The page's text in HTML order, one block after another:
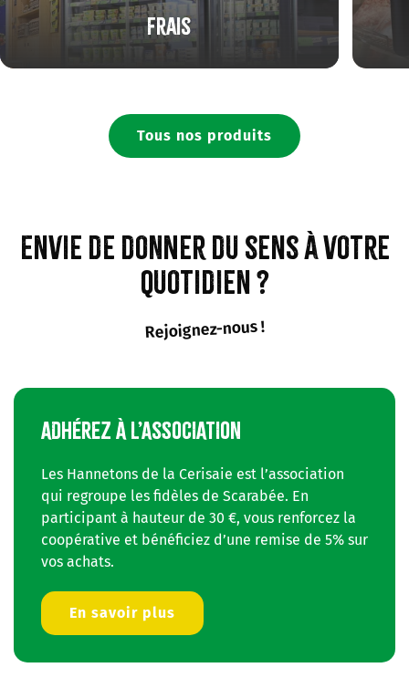
Frais
Tous nos produits
Envie de donner du sens à votre
quotidien ?
Rejoignez-nous !
ADHÉREZ À L’ASSOCIATION
Les Hannetons de la Cerisaie est l’association
qui regroupe les fidèles de Scarabée. En
participant à hauteur de 30 €, vous renforcez la
coopérative et bénéficiez d’une remise de 5% sur
vos achats.
En savoir plus